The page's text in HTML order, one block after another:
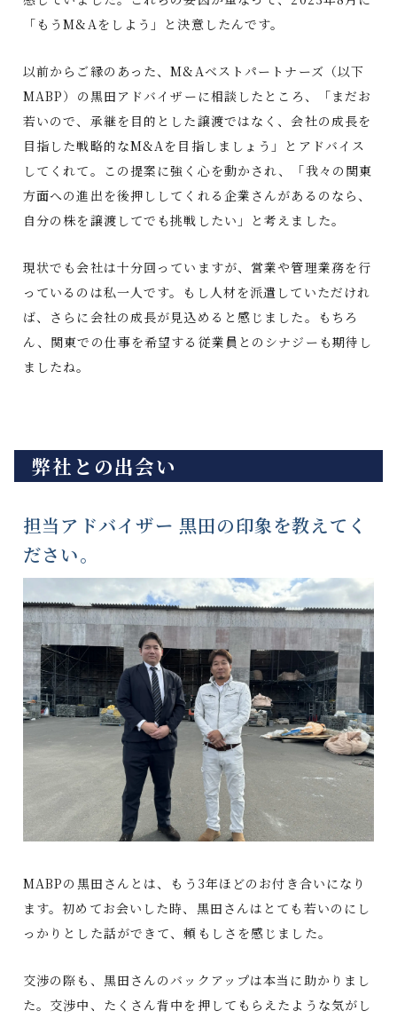
「もうM&Aをしよう」と決意したんです。
以前からご縁のあった、M&Aベストパートナーズ（以下
MABP）の黒田アドバイザーに相談したところ、「まだお
若いので、承継を目的とした譲渡ではなく、会社の成長を
目指した戦略的なM&Aを目指しましょう」とアドバイス
してくれて。この提案に強く心を動かされ、「我々の関東
方面への進出を後押ししてくれる企業さんがあるのなら、
自分の株を譲渡してでも挑戦したい」と考えました。
現状でも会社は十分回っていますが、営業や管理業務を行
っているのは私一人です。もし人材を派遣していただけれ
ば、さらに会社の成長が見込めると感じました。もちろ
ん、関東での仕事を希望する従業員とのシナジーも期待し
ましたね。
弊社との出会い
担当アドバイザー 黒田の印象を教えてく
ださい。
MABPの黒田さんとは、もう3年ほどのお付き合いになり
ます。初めてお会いした時、黒田さんはとても若いのにし
っかりとした話ができて、頼もしさを感じました。
交渉の際も、黒田さんのバックアップは本当に助かりまし
た。交渉中、たくさん背中を押してもらえたような気がし